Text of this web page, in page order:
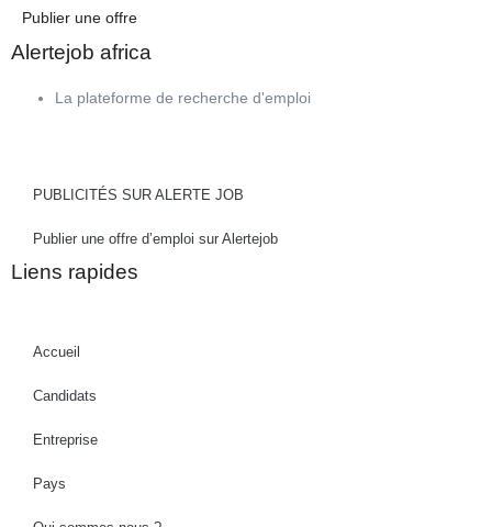
Publier une offre
Alertejob africa
La plateforme de recherche d'emploi
PUBLICITÉS SUR ALERTE JOB
Publier une offre d’emploi sur Alertejob
Liens rapides
Accueil
Candidats
Entreprise
Pays